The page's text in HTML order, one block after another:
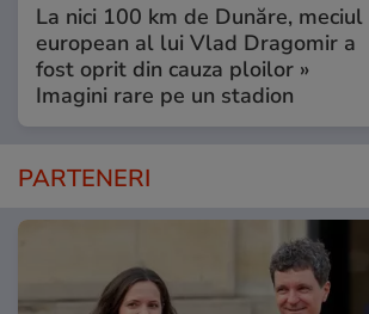
La nici 100 km de Dunăre, meciul
european al lui Vlad Dragomir a
fost oprit din cauza ploilor »
Imagini rare pe un stadion
PARTENERI